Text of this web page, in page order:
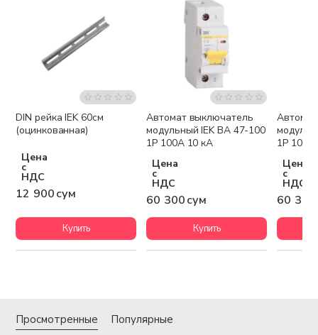
DIN рейка IEK 60см
(оцинкованная)
Цена
с
НДС
12 900 сум
Купить
Автомат выключатель
модульный IEK ВА 47-100
1P 100А 10 кА
Цена
с
НДС
60 300 сум
Купить
1P 10А
Цена
с
НДС
60 300
Просмотренные Популярные